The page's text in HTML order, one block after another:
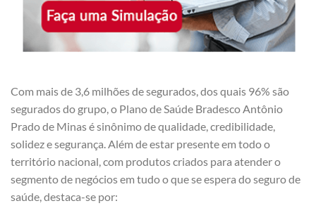
Com mais de 3,6 milhões de segurados, dos quais 96% são
segurados do grupo, o Plano de Saúde Bradesco Antônio
Prado de Minas é sinônimo de qualidade, credibilidade,
solidez e segurança. Além de estar presente em todo o
território nacional, com produtos criados para atender o
segmento de negócios em tudo o que se espera do seguro de
saúde, destaca-se por: